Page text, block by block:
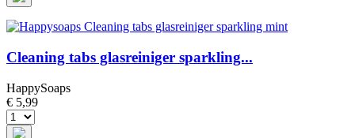
Cleaning tabs glasreiniger sparkling...
HappySoaps
€ 5,99